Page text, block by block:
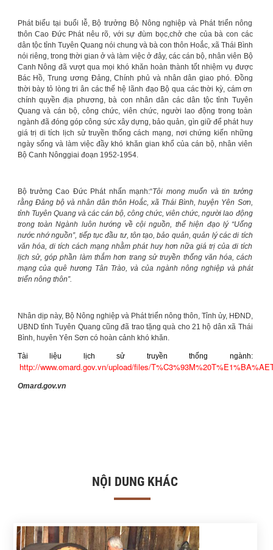
Phát biểu tại buổi lễ, Bộ trưởng Bộ Nông nghiệp và Phát triển nông
thôn Cao Đức Phát nêu rõ, với sự đùm bọc,chở che của bà con các
dân tộc tỉnh Tuyên Quang nói chung và bà con thôn Hoắc, xã Thái Bình
nói riêng, trong thời gian ở và làm việc ở đây, các cán bộ, nhân viên Bộ
Canh Nông đã vượt qua mọi khó khăn hoàn thành tốt nhiệm vụ được
Bác Hồ, Trung ương Đảng, Chính phủ và nhân dân giao phó. Đồng
thời bày tỏ lòng tri ân các thế hệ lãnh đạo Bộ qua các thời kỳ, cám ơn
chính quyền địa phương, bà con nhân dân các dân tộc tỉnh Tuyên
Quang và cán bộ, công chức, viên chức, người lao động trong toàn
ngành đã đóng góp công sức xây dựng, bảo quản, gìn giữ để phát huy
giá trị di tích lịch sử truyền thống cách mạng, nơi chứng kiến những
ngày sống và làm việc đầy khó khăn gian khổ của cán bộ, nhân viên
Bộ Canh Nônggiai đoạn 1952-1954.
Bộ trưởng Cao Đức Phát nhấn mạnh:“Tôi mong muốn và tin tưởng
rằng Đảng bộ và nhân dân thôn Hoắc, xã Thái Bình, huyện Yên Sơn,
tỉnh Tuyên Quang và các cán bộ, công chức, viên chức, người lao động
trong toàn Ngành luôn hướng về cội nguồn, thể hiện đạo lý “Uống
nước nhớ nguồn”, tiếp tục đầu tư, tôn tạo, bảo quản, quản lý các di tích
văn hóa, di tích cách mạng nhằm phát huy hơn nữa giá trị của di tích
lịch sử, góp phần làm thắm hơn trang sử truyền thống văn hóa, cách
mạng của quê hương Tân Trào, và của ngành nông nghiệp và phát
triển nông thôn”.
Nhân dịp này, Bộ Nông nghiệp và Phát triển nông thôn, Tỉnh ủy, HĐND,
UBND tỉnh Tuyên Quang cũng đã trao tặng quà cho 21 hộ dân xã Thái
Bình, huyên Yên Sơn có hoàn cảnh khó khăn.
Tài liệu lịch sử truyền thống ngành:
http://www.omard.gov.vn/upload/files/
Omard.gov.vn
NỘI DUNG KHÁC